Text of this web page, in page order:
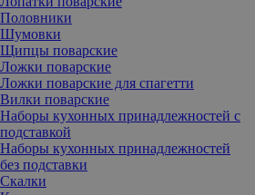
Половники
Шумовки
Щипцы поварские
Ложки поварские
Ложки поварские для спагетти
Вилки поварские
Наборы кухонных принадлежностей с
подставкой
Наборы кухонных принадлежностей
без подставки
Скалки